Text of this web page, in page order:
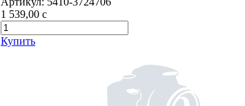
1 539,00 c
Купить